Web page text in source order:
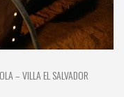
– VILLA EL SALVADOR